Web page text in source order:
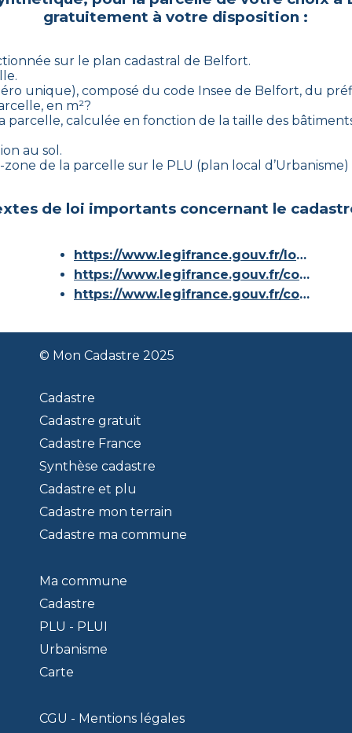
gratuitement à votre disposition :
sur le plan cadastral de Belfort.
unique), composé du code Insee de Belfort, du
en m²?
parcelle, calculée en fonction de la taille des
au sol.
zone de la parcelle sur le PLU (plan local
de loi importants concernant le
https://www.legifrance.gouv.fr/loda/id/JORFTEXT000000686267/
https://www.legifrance.gouv.fr/codes/article_lc/LEGIARTI000036588629/
https://www.legifrance.gouv.fr/codes/id/LEGISCTA000006180153/
© Mon Cadastre 2025
Cadastre
Cadastre gratuit
Cadastre France
Synthèse cadastre
Cadastre et plu
Cadastre mon terrain
Cadastre ma commune
Ma commune
Cadastre
PLU - PLUI
Urbanisme
Carte
CGU - Mentions légales